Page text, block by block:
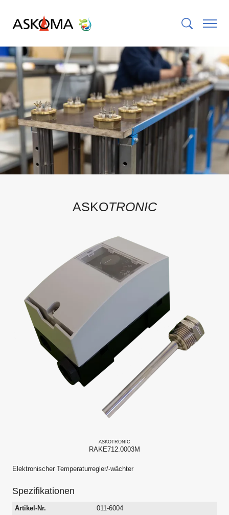
ASKOTRONIC
ASKOTRONIC
RAKE712.0003M
Elektronischer Temperaturregler/-wächter
Spezifikationen
Artikel-Nr.
011-6004